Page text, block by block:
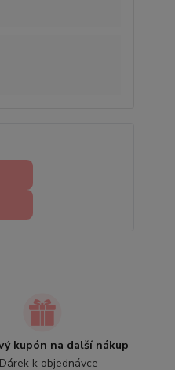
kupón na další nákup
Dárek k objednávce